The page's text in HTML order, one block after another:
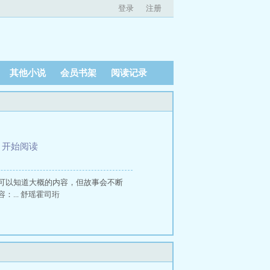
登录 注册
其他小说 会员书架 阅读记录
开始阅读
以知道大概的内容，但故事会不断
：... 舒瑶霍司珩